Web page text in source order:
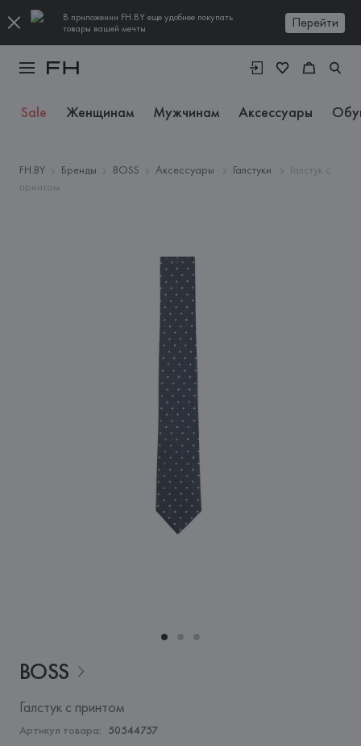
В приложении FH.BY еще удобнее покупать
товары вашей мечты
Перейти
Sale Женщинам Мужчинам Аксессуары
FH.BY Бренды BOSS Аксессуары Галстуки
Галстук с
принтом
BOSS
Галстук с принтом
Артикул товара: 50544757